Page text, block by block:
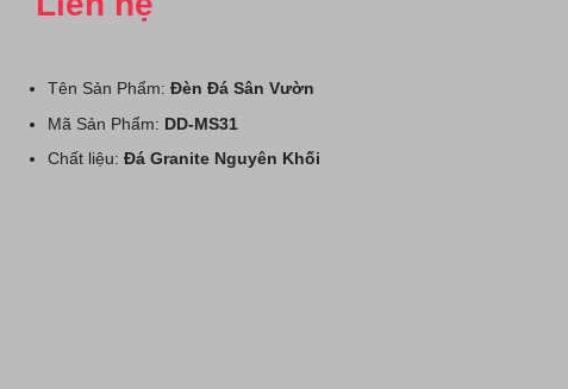
Tên Sản Phẩm: Đèn Đá Sân Vườn
Mã Sản Phẩm: DD-MS31
Chất liệu: Đá Granite Nguyên Khối